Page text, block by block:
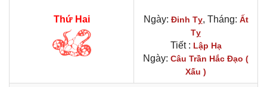
Thứ Hai Ngày: Đinh Tỵ, Tháng: Ất
Tỵ
Tiết : Lập Hạ
Ngày: Câu Trần Hắc Đạo (
Xấu )